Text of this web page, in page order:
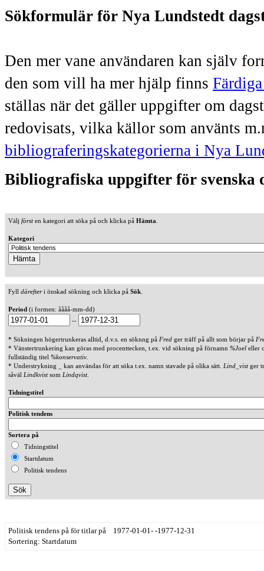
Sökformulär för Nya Lundstedt
Den mer vane användaren kan själv
den som vill ha mer hjälp finns
ställas när det gäller uppgifter om
redovisats, vilka källor som använts
bibliograferingskategorierna i Nya
Bibliografiska uppgifter för svenska
Välj försten kategori att söka på och klicka på Hämta
Kategori
Fyll därefteri önskad sökning och klicka på Sök
Period (i formen: åååå-mm-dd)
--
* Sökningen högertrunkeras alltid, d.v.s. en söknng på Fred ger träff på allt som börjar på
* Vänstertrunkering kan göras med procenttecken, t.ex. vid sökning på förnamn %Joel eller
fullständig titel %konservativ
* Understrykning _ kan användas för att söka t.ex. namn stavade på olika sätt. Lind_vistger
såväl Lindkvistsom Lindqvist.
Tidningstitel
Politisk tendens
Sortera på
Tidningstitel
Startdatum
Politisk tendens
Politisk tendens på för titlar på 1977-01-01- -1977-12-31
Sortering: Startdatum